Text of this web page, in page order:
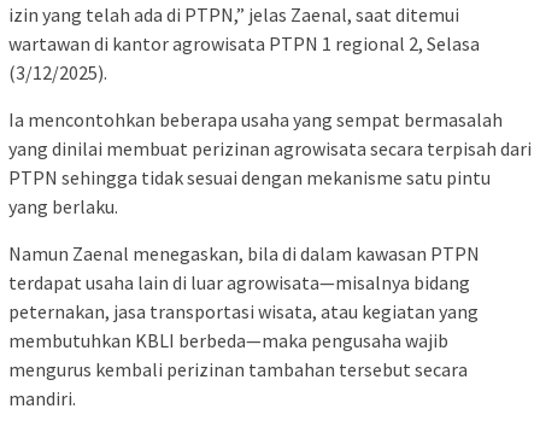
izin yang telah ada di PTPN,” jelas Zaenal, saat ditemui
wartawan di kantor agrowisata PTPN 1 regional 2, Selasa
(3/12/2025).
Ia mencontohkan beberapa usaha yang sempat bermasalah
yang dinilai membuat perizinan agrowisata secara terpisah dari
PTPN sehingga tidak sesuai dengan mekanisme satu pintu
yang berlaku.
Namun Zaenal menegaskan, bila di dalam kawasan PTPN
terdapat usaha lain di luar agrowisata—misalnya bidang
peternakan, jasa transportasi wisata, atau kegiatan yang
membutuhkan KBLI berbeda—maka pengusaha wajib
mengurus kembali perizinan tambahan tersebut secara
mandiri.